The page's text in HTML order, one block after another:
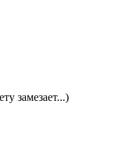
замезает...)